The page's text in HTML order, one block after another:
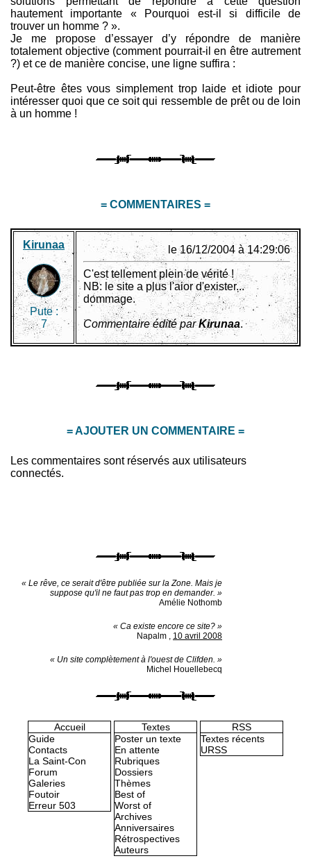
hautement importante « Pourquoi est-il si difficile de
trouver un homme ? ».
Je me propose d’essayer d’y répondre de manière
totalement objective (comment pourrait-il en être autrement
?) et ce de manière concise, une ligne suffira :
Peut-être êtes vous simplement trop laide et idiote pour
intéresser quoi que ce soit qui ressemble de prêt ou de loin
à un homme !
= COMMENTAIRES =
Kirunaa
Pute :
7
le 16/12/2004 à 14:29:06
C'est tellement plein de vérité !
NB: le site a plus l'aior d'exister...
dommage.
Commentaire édité parKirunaa.
= AJOUTER UN COMMENTAIRE =
Les commentaires sont réservés aux utilisateurs
connectés.
« Le rêve, ce serait d'être publiée sur la Zone. Mais je
suppose qu'il ne faut pas trop en demander. »
Amélie Nothomb
« Ca existe encore ce site? »
Napalm , 10 avril 2008
« Un site complètement à l'ouest de Clifden. »
Michel Houellebecq
Accueil
Guide
Contacts
La Saint-Con
Forum
Galeries
Foutoir
Erreur 503
Textes
Poster un texte
En attente
Rubriques
Dossiers
Thèmes
Best of
Worst of
Archives
Anniversaires
Rétrospectives
Auteurs
RSS
Textes récents
URSS